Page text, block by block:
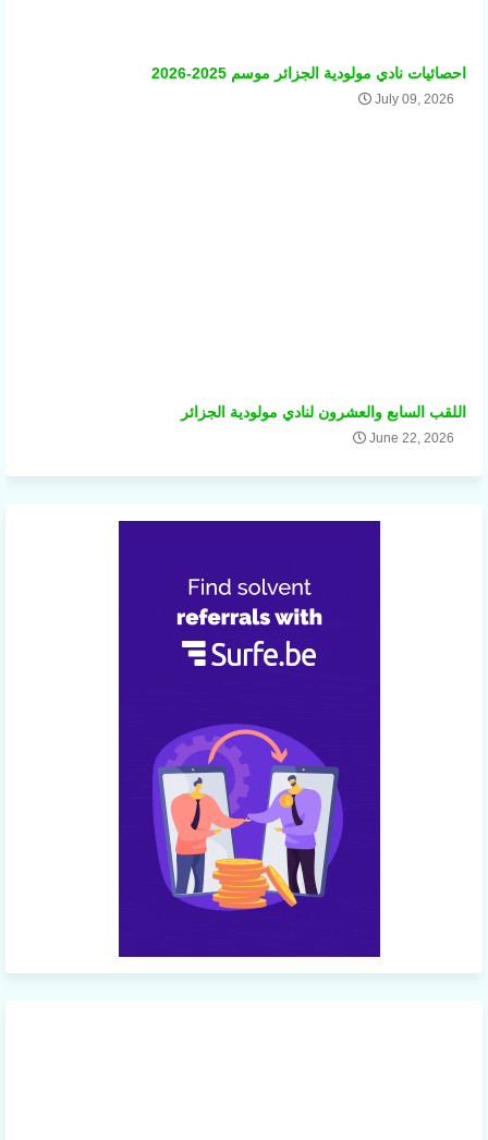
احصائيات نادي مولودية الجزائر موسم 2025-2026
July 09, 2026
اللقب السابع والعشرون لنادي مولودية الجزائر
June 22, 2026